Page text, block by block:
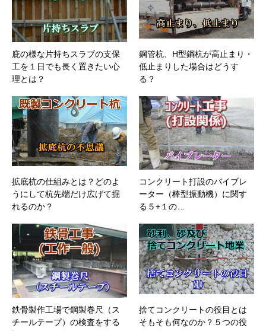
庇の様な片持ちスラブの支保
工を１日でも長く置きたい心
理とは？
鋼管杭、H型鋼杭が高止まり・
低止まりした場合はどうす
る？
拡底杭の仕組みとは？どのよ
うにして杭先端だけ広げて掘
れるのか？
コンクリート打設のバイブレ
ーター（棒型振動機）に関す
る５+１の…
鉄骨製作工場で鋼製巻尺（ス
チールテープ）の検査をする
捨てコンクリートの役目とは
そもそも何なのか？５つの役